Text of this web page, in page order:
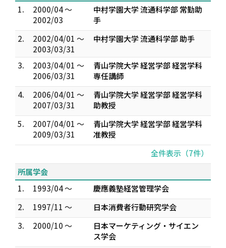
1.
2000/04 ～
2002/03
中村学園大学 流通科学部 常勤助
手
2.
2002/04/01 ～
2003/03/31
中村学園大学 流通科学部 助手
3.
2003/04/01 ～
2006/03/31
青山学院大学 経営学部 経営学科
専任講師
4.
2006/04/01 ～
2007/03/31
青山学院大学 経営学部 経営学科
助教授
5.
2007/04/01 ～
2009/03/31
青山学院大学 経営学部 経営学科
准教授
全件表示（7件）
所属学会
1.
1993/04 ～
慶應義塾経営管理学会
2.
1997/11 ～
日本消費者行動研究学会
3.
2000/10 ～
日本マーケティング・サイエン
ス学会